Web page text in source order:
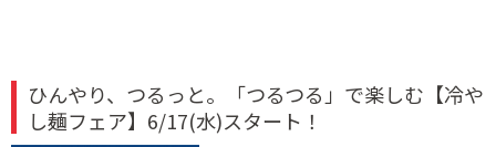
t)
ひんやり、つるっと。「つるつる」で楽しむ【冷や
し麺フェア】6/17(水)スタート！